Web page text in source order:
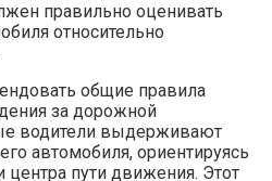
правильно оценивать
относительно
общие правила
за дорожной
водители выдерживают
автомобиля, ориентируясь
центра пути движения. Этот